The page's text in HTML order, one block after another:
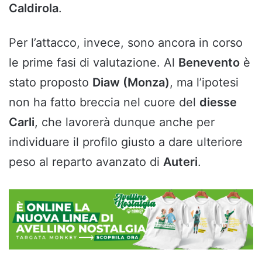
Caldirola.
Per l’attacco, invece, sono ancora in corso
le prime fasi di valutazione. Al Benevento è
stato proposto Diaw (Monza), ma l’ipotesi
non ha fatto breccia nel cuore del diesse
Carli, che lavorerà dunque anche per
individuare il profilo giusto a dare ulteriore
peso al reparto avanzato di Auteri.